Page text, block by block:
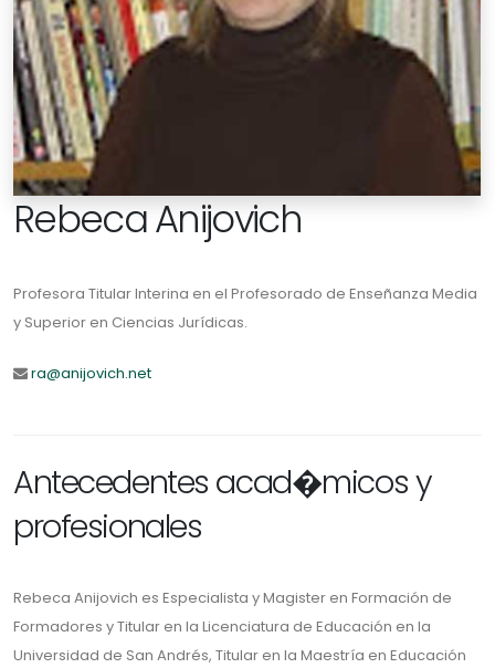
Rebeca Anijovich
Profesora Titular Interina en el Profesorado de Enseñanza Media
y Superior en Ciencias Jurídicas.
ra@anijovich.net
Antecedentes acad�micos y
profesionales
Rebeca Anijovich es Especialista y Magister en Formación de
Formadores y Titular en la Licenciatura de Educación en la
Universidad de San Andrés, Titular en la Maestría en Educación